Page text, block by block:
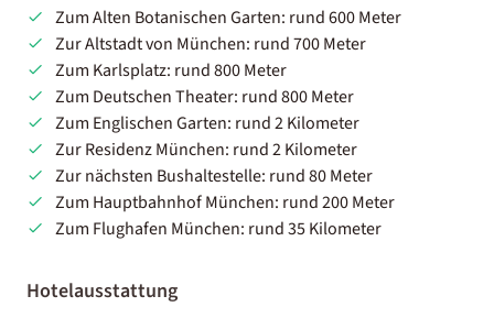
Zum Alten Botanischen Garten: rund 600 Meter
Zur Altstadt von München: rund 700 Meter
Zum Karlsplatz: rund 800 Meter
Zum Deutschen Theater: rund 800 Meter
Zum Englischen Garten: rund 2 Kilometer
Zur Residenz München: rund 2 Kilometer
Zur nächsten Bushaltestelle: rund 80 Meter
Zum Hauptbahnhof München: rund 200 Meter
Zum Flughafen München: rund 35 Kilometer
Hotelausstattung